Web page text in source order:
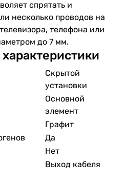
спрятать и
несколько проводов на
телефона или
до 7 мм.
Скрытой
установки
Основной
элемент
Графит
Да
Нет
Выход кабеля